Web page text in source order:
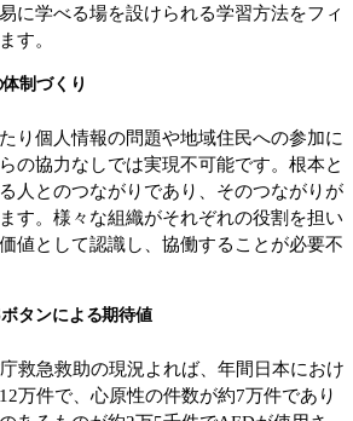
に学べる場を設けられる学習方法をフィ
す。
制づくり
り個人情報の問題や地域住民への参加に
の協力なしでは実現不可能です。根本と
人とのつながりであり、そのつながりが
す。様々な組織がそれぞれの役割を担い
値として認識し、協働することが必要不
タンによる期待値
救急救助の現況よれば、年間日本におけ
万件で、心原性の件数が約7万件であり